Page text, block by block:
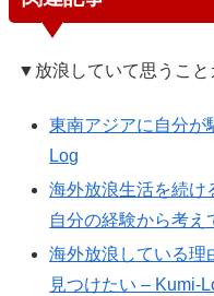
▼放浪していて思うこと
東南アジアに自分が
Log
海外放浪生活を続け
自分の経験から考え
海外放浪している理
見つけたい – Kumi-